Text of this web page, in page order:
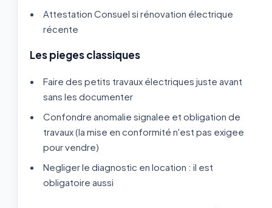
Attestation Consuel si rénovation électrique
récente
Les pieges classiques
Faire des petits travaux électriques juste avant
sans les documenter
Confondre anomalie signalee et obligation de
travaux (la mise en conformité n'est pas exigee
pour vendre)
Negliger le diagnostic en location : il est
obligatoire aussi